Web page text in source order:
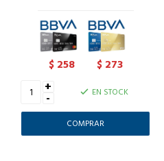
$ 258 $ 273
+
- EN STOCK